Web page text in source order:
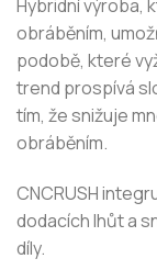
Hybridní výroba,
obráběním,
podobě, které
trend prospívá
tím, že snižuje
obráběním.
CNCRUSH
dodacích lhůt a
díly.